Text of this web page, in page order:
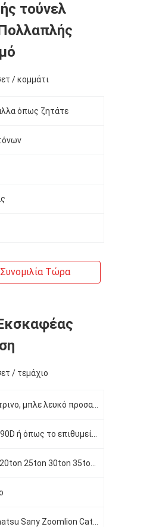
τούνελ
/ κομμάτι
όπως ζητάτε
Συνομιλία Τώρα
/ τεμάχιο